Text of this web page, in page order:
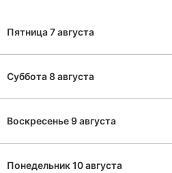
Пятница 7 августа
Суббота 8 августа
Воскресенье 9 августа
Понедельник 10 августа